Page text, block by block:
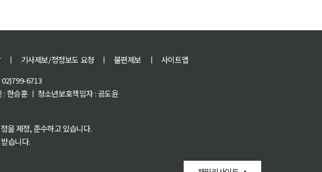
ㅣ 기사제보/정정보도 요청 ㅣ 불편제보 ㅣ
사이트맵
6713
한승훈 ㅣ 청소년보호책임자 : 공도윤
을 제정, 준수하고 있습니다.
습니다.